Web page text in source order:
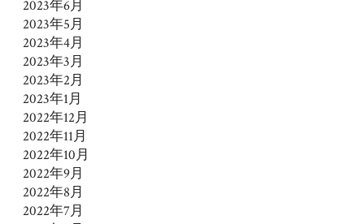
2023年6月
2023年5月
2023年4月
2023年3月
2023年2月
2023年1月
2022年12月
2022年11月
2022年10月
2022年9月
2022年8月
2022年7月